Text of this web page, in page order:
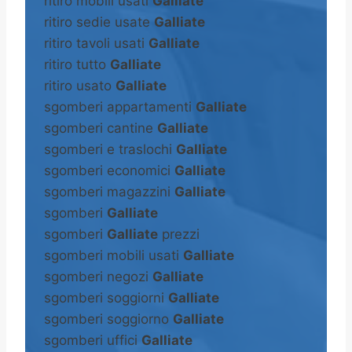
ritiro sedie usate Galliate
ritiro tavoli usati Galliate
ritiro tutto Galliate
ritiro usato Galliate
sgomberi appartamenti Galliate
sgomberi cantine Galliate
sgomberi e traslochi Galliate
sgomberi economici Galliate
sgomberi magazzini Galliate
sgomberi Galliate
sgomberi Galliate prezzi
sgomberi mobili usati Galliate
sgomberi negozi Galliate
sgomberi soggiorni Galliate
sgomberi soggiorno Galliate
sgomberi uffici Galliate